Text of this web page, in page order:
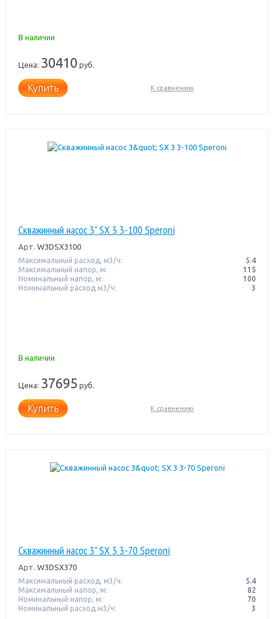
В наличии
Цена: 30410 руб.
Купить К сравнению
Скважинный насос 3" SX 3 3-100 Speroni
Арт. W3DSX3100
Максимальный расход, м3/ч:
5.4
Максимальный напор, м:
115
Номинальный напор, м:
100
Номинальный расход м3/ч:
3
В наличии
Цена: 37695 руб.
Купить К сравнению
Скважинный насос 3" SX 3 3-70 Speroni
Арт. W3DSX370
Максимальный расход, м3/ч:
5.4
Максимальный напор, м:
82
Номинальный напор, м:
70
Номинальный расход м3/ч:
3